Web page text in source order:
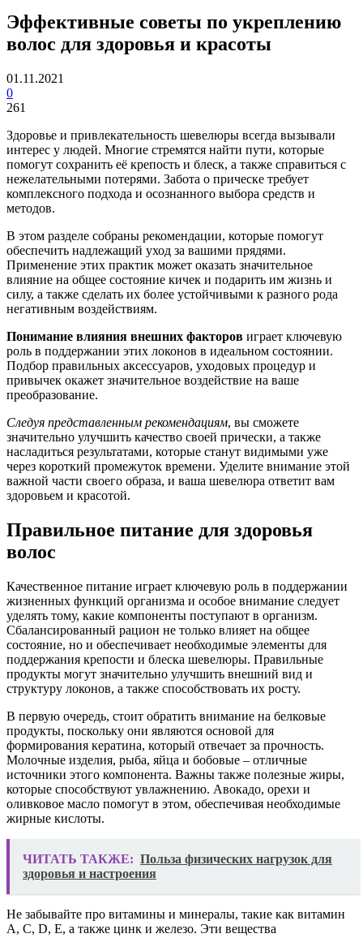
Эффективные советы по укреплению
волос для здоровья и красоты
01.11.2021
0
261
Здоровье и привлекательность шевелюры всегда вызывали
интерес у людей. Многие стремятся найти пути, которые
помогут сохранить её крепость и блеск, а также справиться с
нежелательными потерями. Забота о прическе требует
комплексного подхода и осознанного выбора средств и
методов.
В этом разделе собраны рекомендации, которые помогут
обеспечить надлежащий уход за вашими прядями.
Применение этих практик может оказать значительное
влияние на общее состояние кичек и подарить им жизнь и
силу, а также сделать их более устойчивыми к разного рода
негативным воздействиям.
Понимание влияния внешних факторов играет ключевую
роль в поддержании этих локонов в идеальном состоянии.
Подбор правильных аксессуаров, уходовых процедур и
привычек окажет значительное воздействие на ваше
преобразование.
Следуя представленным рекомендациям, вы сможете
значительно улучшить качество своей прически, а также
насладиться результатами, которые станут видимыми уже
через короткий промежуток времени. Уделите внимание этой
важной части своего образа, и ваша шевелюра ответит вам
здоровьем и красотой.
Правильное питание для здоровья
волос
Качественное питание играет ключевую роль в поддержании
жизненных функций организма и особое внимание следует
уделять тому, какие компоненты поступают в организм.
Сбалансированный рацион не только влияет на общее
состояние, но и обеспечивает необходимые элементы для
поддержания крепости и блеска шевелюры. Правильные
продукты могут значительно улучшить внешний вид и
структуру локонов, а также способствовать их росту.
В первую очередь, стоит обратить внимание на белковые
продукты, поскольку они являются основой для
формирования кератина, который отвечает за прочность.
Молочные изделия, рыба, яйца и бобовые – отличные
источники этого компонента. Важны также полезные жиры,
которые способствуют увлажнению. Авокадо, орехи и
оливковое масло помогут в этом, обеспечивая необходимые
жирные кислоты.
ЧИТАТЬ ТАКЖЕ: Польза физических нагрузок для
здоровья и настроения
Не забывайте про витамины и минералы, такие как витамин
А, C, D, E, а также цинк и железо. Эти вещества